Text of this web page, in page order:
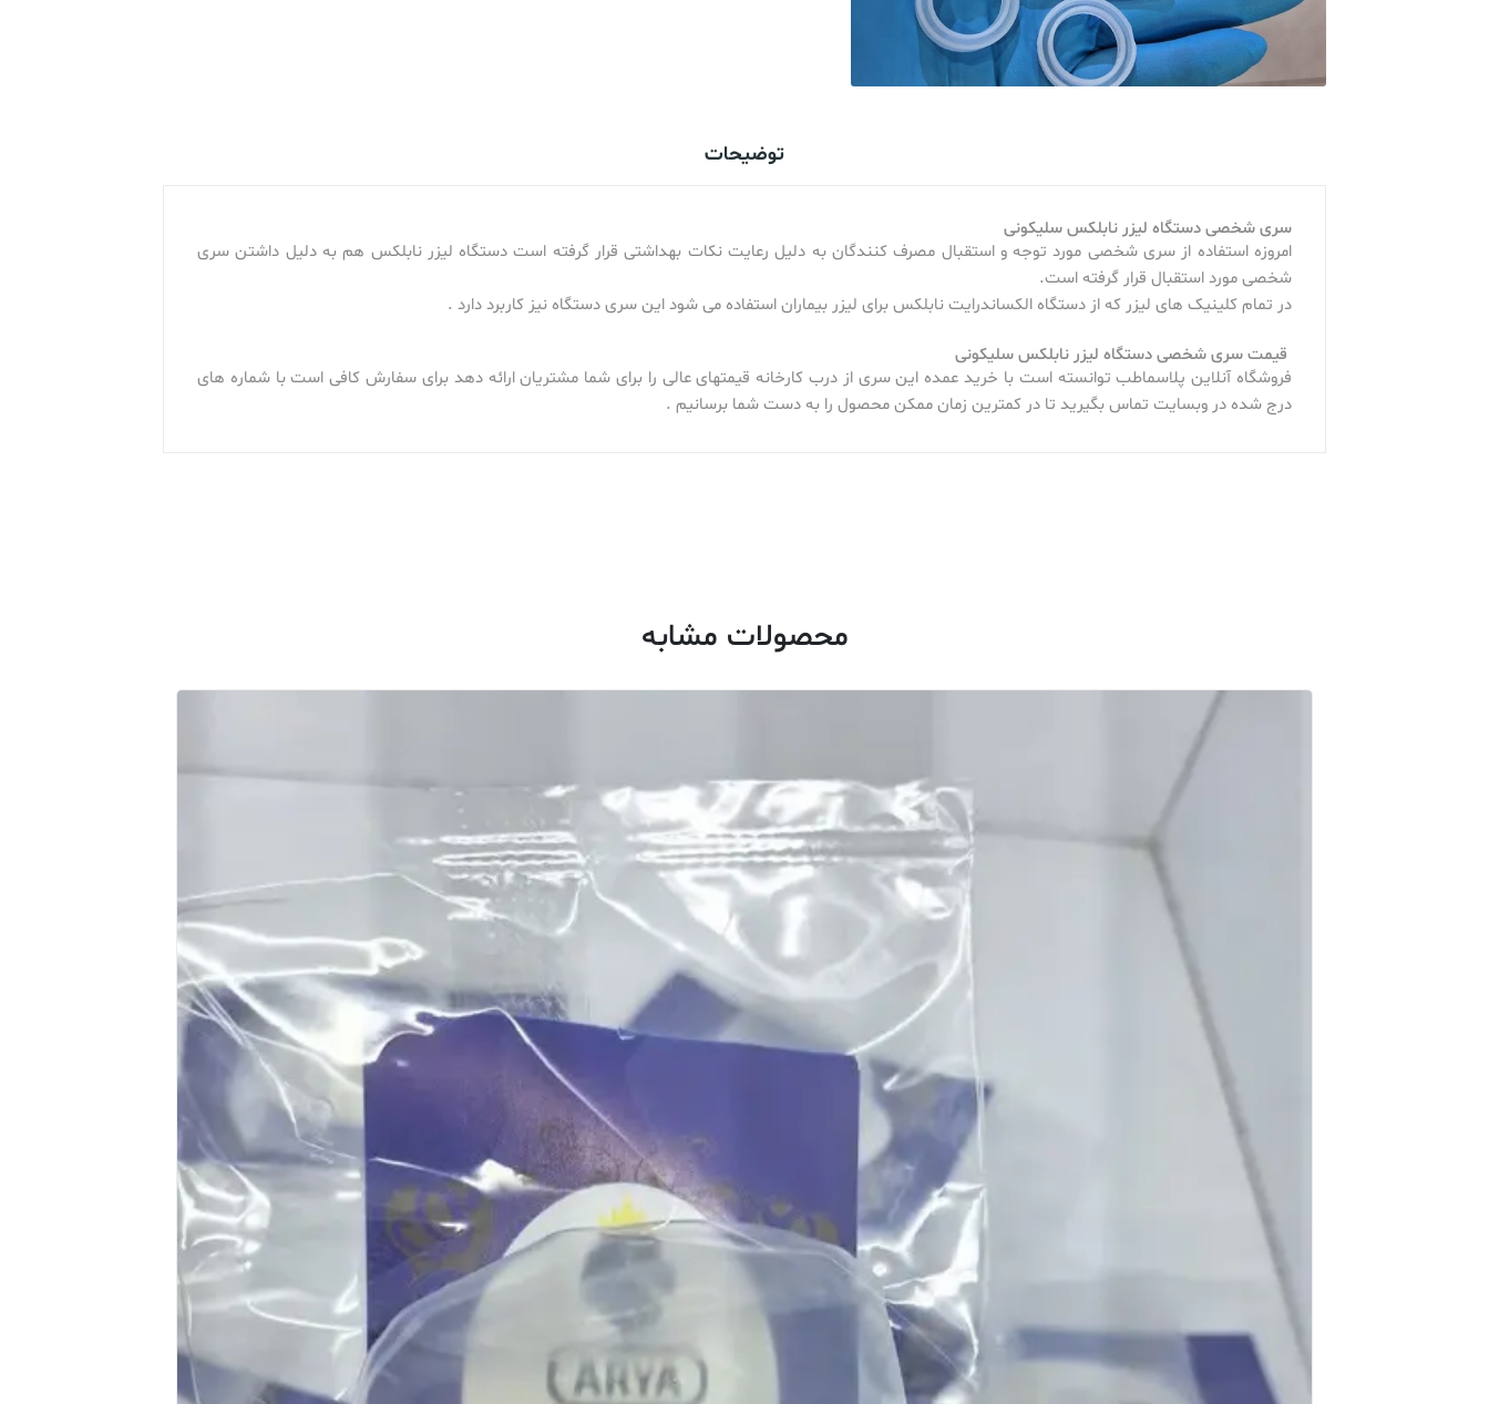
توضیحات
سری شخصی دستگاه لیزر نابلکس سلیکونی
امروزه استفاده از سری شخصی مورد توجه و استقبال مصرف کنندگان به دلیل رعایت نکات بهداشتی قرار گرفته است دستگاه لیزر نابلکس هم به دلیل داشتن سری
شخصی مورد استقبال قرار گرفته است.
در تمام کلینیک های لیزر که از دستگاه الکساندرایت نابلکس برای لیزر بیماران استفاده می شود این سری دستگاه نیز کاربرد دارد .
قیمت سری شخصی دستگاه لیزر نابلکس سلیکونی
فروشگاه آنلاین پلاسماطب توانسته است با خرید عمده این سری از درب کارخانه قیمتهای عالی را برای شما مشتریان ارائه دهد برای سفارش کافی است با شماره های
درج شده در وبسایت تماس بگیرید تا در کمترین زمان ممکن محصول را به دست شما برسانیم .
محصولات مشابه